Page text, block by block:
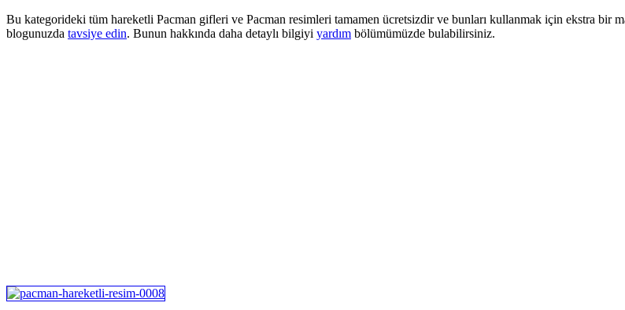
Bu kategorideki tüm hareketli Pacman gifleri ve Pacman resimleri tamamen ücretsizdir ve bunları kullanmak için ekstra bir
blogunuzda tavsiye edin. Bunun hakkında daha detaylı bilgiyi yardım bölümümüzde bulabilirsiniz.